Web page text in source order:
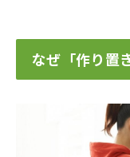
なぜ「作り置